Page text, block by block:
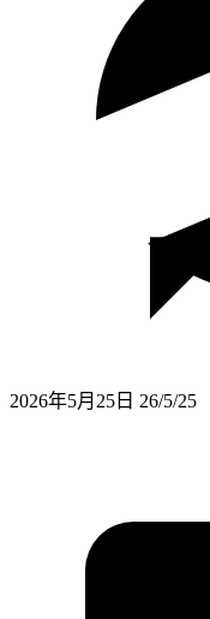
2026年5月25日 26/5/25